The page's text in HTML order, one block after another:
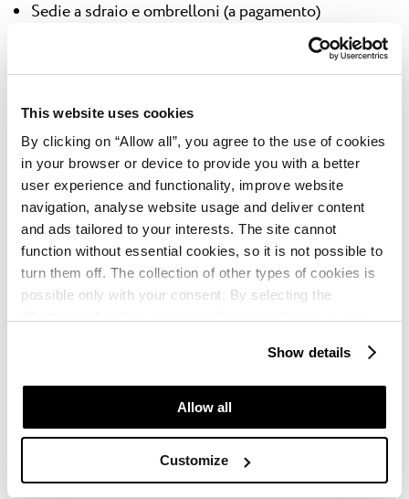
This website uses cookies
By clicking on “Allow all”, you agree to the use of cookies
in your browser or device to provide you with a better
user experience and functionality, improve website
navigation, analyse website usage and deliver content
and ads tailored to your interests. The site cannot
function without essential cookies, so it is not possible to
turn them off. The collection of other types of cookies is
possible only with your consent. By selecting the
which purposes we may process your data. You can
manage your “Details” selection in your browser at any
Show details
Allow all
Customize
Sedie a sdraio e ombrelloni (a pagamento)
Riconoscimento internazionale «Bandiera blu»
Scopri le spiaggedi Parenzo.
Sport